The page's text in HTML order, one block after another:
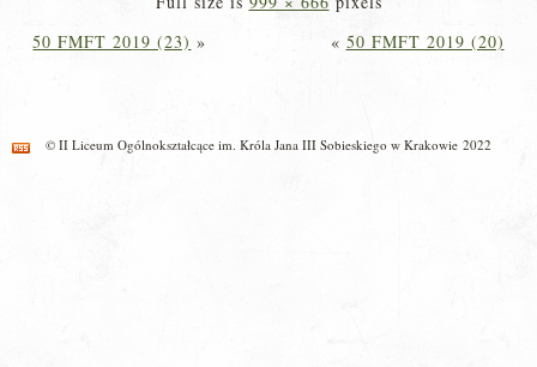
50 FMFT 2019 (23) » « 50 FMFT 2019 (20)
© II Liceum Ogólnokształcące im. Króla Jana III Sobieskiego w Krakowie 2022